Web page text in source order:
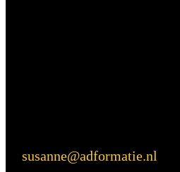
susanne@adformatie.nl